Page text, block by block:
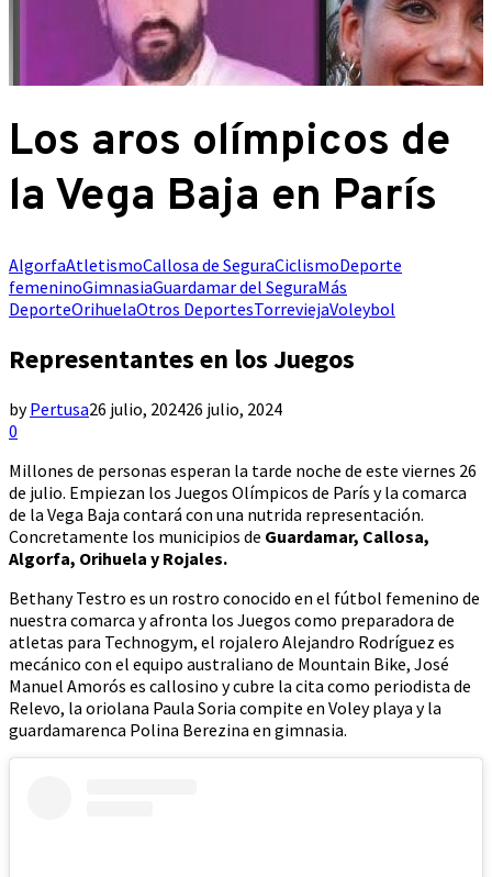
Los aros olímpicos de
la Vega Baja en París
AlgorfaAtletismoCallosa de SeguraCiclismoDeporte
femeninoGimnasiaGuardamar del SeguraMás
DeporteOrihuelaOtros DeportesTorreviejaVoleybol
Representantes en los Juegos
byPertusa26 julio, 202426 julio, 2024
0
Millones de personas esperan la tarde noche de este viernes 26
de julio. Empiezan los Juegos Olímpicos de París y la comarca
de la Vega Baja contará con una nutrida representación.
Concretamente los municipios de Guardamar, Callosa,
Algorfa, Orihuela y Rojales.
Bethany Testro es un rostro conocido en el fútbol femenino de
nuestra comarca y afronta los Juegos como preparadora de
atletas para Technogym, el rojalero Alejandro Rodríguez es
mecánico con el equipo australiano de Mountain Bike, José
Manuel Amorós es callosino y cubre la cita como periodista de
Relevo, la oriolana Paula Soria compite en Voley playa y la
guardamarenca Polina Berezina en gimnasia.